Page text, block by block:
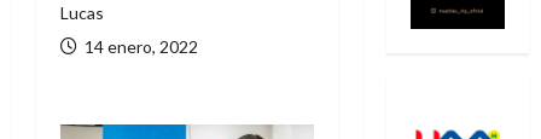
Lucas
14 enero, 2022